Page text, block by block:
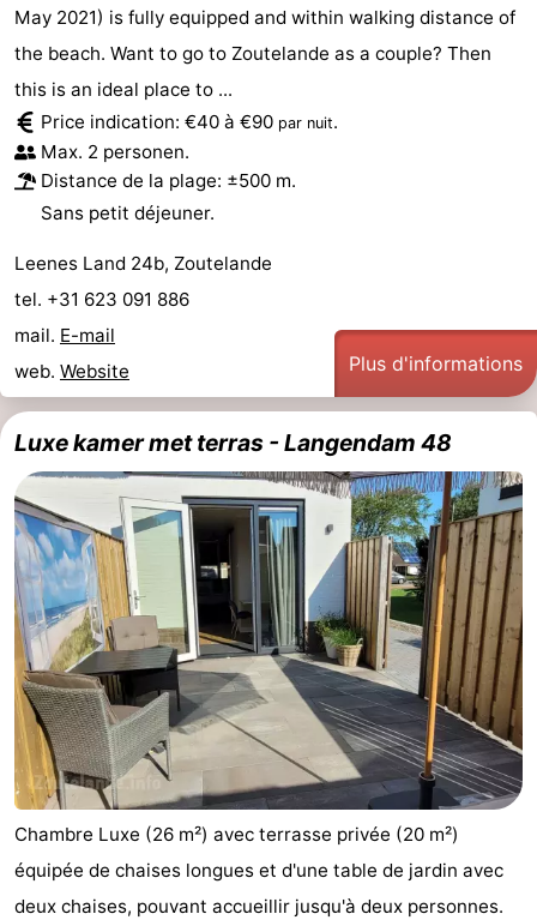
Duiveland
-
Renesse
-
Brouwershaven
-
Bruinisse
Zierikzee
-
Oosterschelde
Burgh
-
Kop
van
Schouwen
-
Veere
-
Nature
Oranjezon
-
Oostkapelle
-
Nature
de
Mantelingen
-
Domburg
-
Westkapelle
-
Nature
Walcherse
-
Dishoek
-
May 2021) is fully equipped and within walking distance of
the beach. Want to go to Zoutelande as a couple? Then
this is an ideal place to ...
Price indication: €40 à €90 par nuit.
Max. 2 personen.
Distance de la plage: ±500 m.
Sans petit déjeuner.
Leenes Land 24b, Zoutelande
tel. +31 623 091 886
mail. E-mail
web. Website Plus d'informations
Luxe kamer met terras - Langendam 48
Chambre Luxe (26 m²) avec terrasse privée (20 m²)
équipée de chaises longues et d'une table de jardin avec
deux chaises, pouvant accueillir jusqu'à deux personnes.